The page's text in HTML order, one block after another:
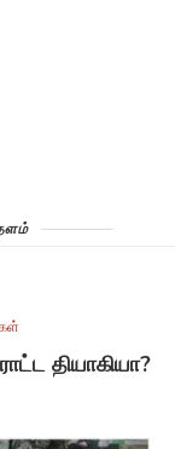
தியாகியா?